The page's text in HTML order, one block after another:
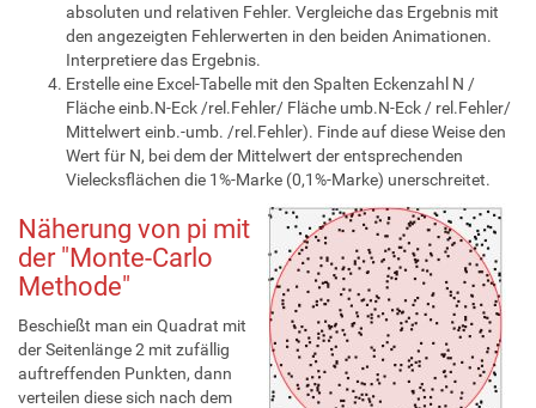
absoluten und relativen Fehler. Vergleiche das Ergebnis mit
den angezeigten Fehlerwerten in den beiden Animationen.
Interpretiere das Ergebnis.
Erstelle eine Excel-Tabelle mit den Spalten Eckenzahl N /
Fläche einb.N-Eck /rel.Fehler/ Fläche umb.N-Eck / rel.Fehler/
Mittelwert einb.-umb. /rel.Fehler). Finde auf diese Weise den
Wert für N, bei dem der Mittelwert der entsprechenden
Vielecksflächen die 1%-Marke (0,1%-Marke) unerschreitet.
Näherung von pi mit
der "Monte-Carlo
Methode"
Beschießt man ein Quadrat mit
der Seitenlänge 2 mit zufällig
auftreffenden Punkten, dann
verteilen diese sich nach dem